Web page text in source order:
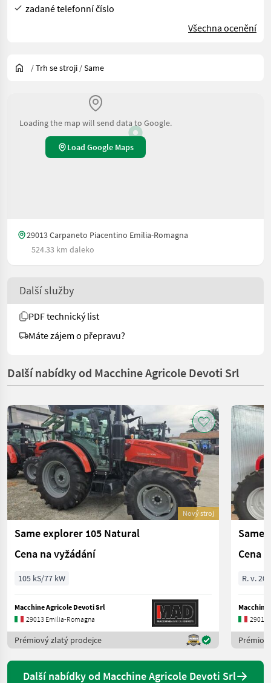
zadané telefonní číslo
Všechna ocenění
/Trh se stroji /Same
Loading the map will send data to Google.
Load Google Maps
29013 Carpaneto Piacentino Emilia-Romagna
524.33 km daleko
Další služby
PDF technický list
Máte zájem o přepravu?
Další nabídky od Macchine Agricole Devoti Srl
Nový stroj
Same explorer 105 Natural
Cena na vyžádání
105 kS/77 kW
Macchine Agricole Devoti Srl
29013 Emilia-Romagna
Prémiový zlatý prodejce
Same
Cena
R. v.
Macchine
29013
Další nabídky od Macchine Agricole Devoti Srl